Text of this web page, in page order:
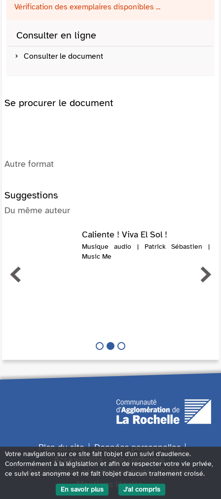
Vérification des exemplaires disponibles ...
Consulter en ligne
Consulter le document
Se procurer le document
Autre format
Suggestions
Du même auteur
Caliente ! Viva El Sol !
Musique audio | Patrick Sébastien |
Music Me
Plan du site
Données personnelles
Accessibilité : non conforme
Accès sourds et malentendants
Contact
Mentions légales
Votre navigation sur ce site fait l'objet d'un suivi d'audience.
Conformément à la législation et afin de respecter votre vie privée,
ce suivi est anonyme et ne fait l'objet d'aucun traitement croisé.
En savoir plus
J'ai compris